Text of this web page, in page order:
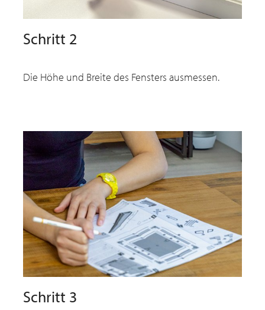
Schritt 2
Die Höhe und Breite des Fensters ausmessen.
Schritt 3